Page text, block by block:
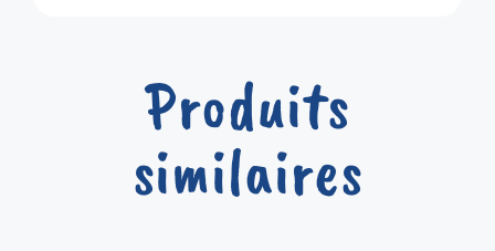
Produits
similaires